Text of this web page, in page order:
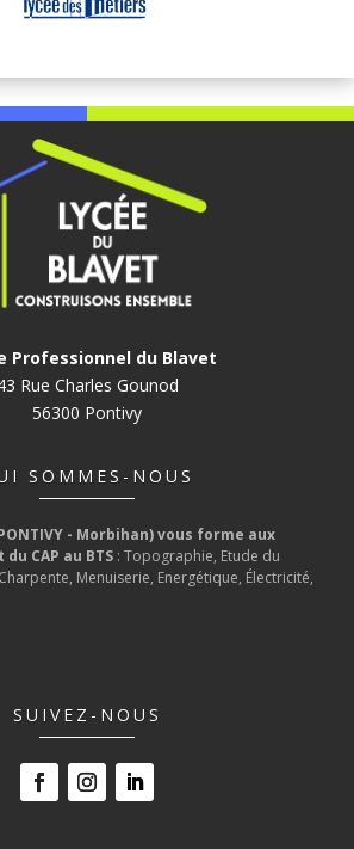
Professionnel du Blavet
Rue Charles Gounod
56300 Pontivy
SOMMES-NOUS
- Morbihan) vous forme aux
CAP au BTS : Topographie, Etude du
Menuiserie, Energétique, Électricité,
SUIVEZ-NOUS